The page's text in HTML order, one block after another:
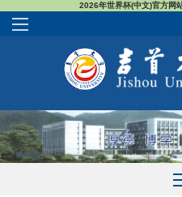
2026年世界杯(中文)官方网